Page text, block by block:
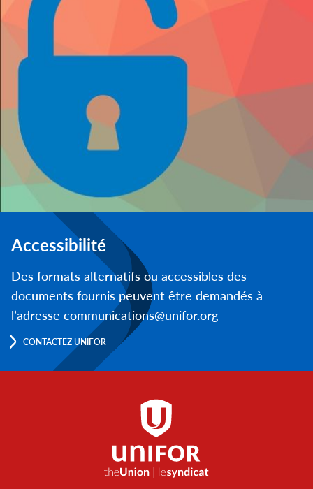
Accessibilité
Des formats alternatifs ou accessibles des
documents fournis peuvent être demandés à
l’adresse communications@unifor.org
CONTACTEZ UNIFOR